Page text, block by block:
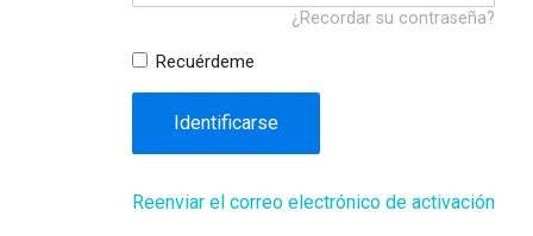
¿Recordar su contraseña?
Recuérdeme
Identificarse
Reenviar el correo electrónico de activación